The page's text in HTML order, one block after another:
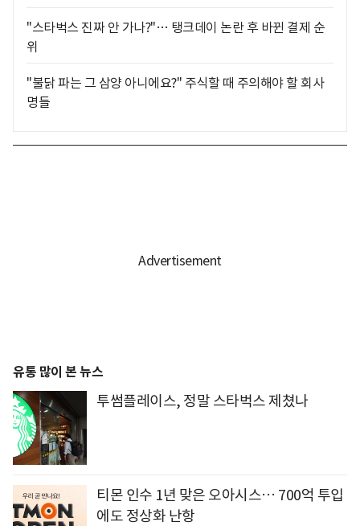
"스타벅스 진짜 안 가나?"… 탱크데이 논란 후 바뀐 결제 순
위
"불닭 파는 그 삼양 아니에요?" 주식할 때 주의해야 할 회사
명들
유통 많이 본 뉴스
투썸플레이스, 정말 스타벅스 제쳤나
티몬 인수 1년 맞은 오아시스… 700억 투입
에도 정상화 난항